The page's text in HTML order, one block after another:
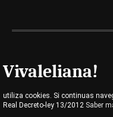
Vivaleliana!
utiliza cookies. Si continuas
Real Decreto-ley 13/2012 Saber